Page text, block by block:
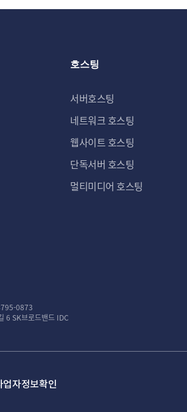
호스팅
서버호스팅
네트워크 호스팅
웹사이트 호스팅
단독서버 호스팅
멀티미디어 호스팅
0873
6 SK브로드밴드 IDC
업자정보확인